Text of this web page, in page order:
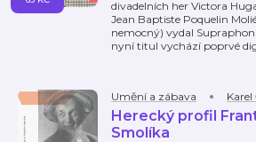
divadelních her Victora
Jean Baptiste Poquelin
nemocný) vydal Supraphon
nyní titul vychází poprvé
Umění a zábava Karel
Herecký profil
Smolíka